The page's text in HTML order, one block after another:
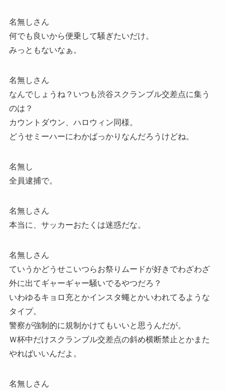
名無しさん
何でも良いから便乗して騒ぎたいだけ。
みっともないなぁ。
名無しさん
なんでしょうね？いつも渋谷スクランブル交差点に集う
のは？
カウントダウン、ハロウィン同様。
どうせミーハーにわかばっかりなんだろうけどね。
名無し
全員逮捕で。
名無しさん
本当に、サッカーおたくは迷惑だな。
名無しさん
ていうかどうせこいつらお祭りムードが好きでわざわざ
外に出てギャーギャー騒いでるやつだろ？
いわゆるキョロ充とかインスタ蠅とかいわれてるような
タイプ。
警察が強制的に規制かけてもいいと思うんだが。
Ｗ杯中だけスクランブル交差点の斜め横断禁止とかまた
やればいいんだよ。
名無しさん